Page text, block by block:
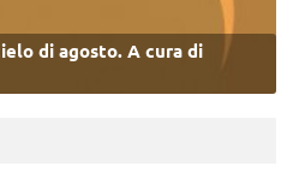
di agosto. A cura di